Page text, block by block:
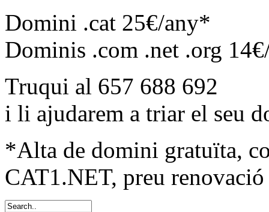
Domini .cat 25€/any*
Dominis .com .net .org
Truqui al 657 688 692
i li ajudarem a triar el seu
*Alta de domini gratuïta,
CAT1.NET, preu